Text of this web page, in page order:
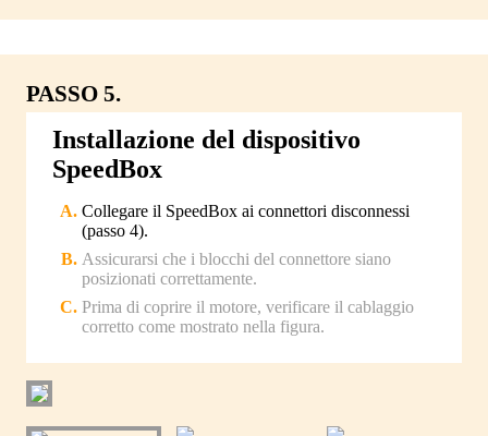
PASSO 5.
Installazione del dispositivo
SpeedBox
Collegare il SpeedBox ai connettori disconnessi
(passo 4).
Assicurarsi che i blocchi del connettore siano
posizionati correttamente.
Prima di coprire il motore, verificare il cablaggio
corretto come mostrato nella figura.